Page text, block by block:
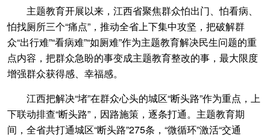
主题教育开展以来，江西省聚焦群众怕出门、怕看病、
怕找厕所三个“痛点”，推动全省上下集中攻坚，把破解群
众“出行难”“看病难”“如厕难”作为主题教育解决民生问题的重
点内容，把群众急盼的事变成主题教育整改的事，最大限度
增强群众获得感、幸福感。
江西把解决“堵”在群众心头的城区“断头路”作为重点，上
下联动排查“断头路”，因路施策，逐条打通。主题教育期
间，全省共打通城区“断头路”275条，“微循环”激活“交通